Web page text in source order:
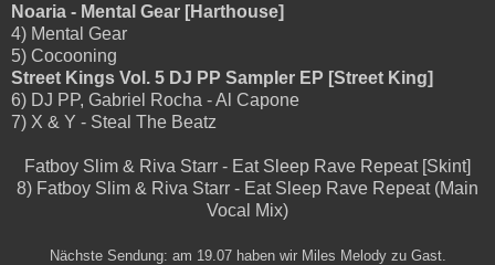
Noaria - Mental Gear [Harthouse]
4) Mental Gear
5) Cocooning
Street Kings Vol. 5 DJ PP Sampler EP [Street King]
6) DJ PP, Gabriel Rocha - Al Capone
7) X & Y - Steal The Beatz
Fatboy Slim & Riva Starr - Eat Sleep Rave Repeat [Skint]
8) Fatboy Slim & Riva Starr - Eat Sleep Rave Repeat (Main
Vocal Mix)
Nächste Sendung: am 19.07 haben wir Miles Melody zu Gast.